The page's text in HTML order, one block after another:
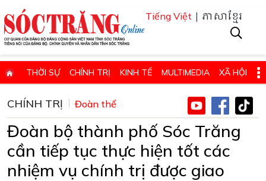
Tiếng Việt | ភាសាខ្មែរ
THỜI SỰ CHÍNH TRỊ KINH TẾ MULTIMEDIA XÃ HỘI
GIÁO DỤC - KHOA HỌC & CÔNG NGHỆ
QUỐC PHÒNG - AN NINH QUỐC TẾ SỨC KHỎE VÀ ĐỜI SỐNG
VĂN HÓA - THỂ THAO - DU LỊCH CHUYÊN ĐỀ
ĐIỂM BÁO - TIN VẮN ĐỊA PHƯƠNG THÔNG TIN CẦN BIẾT
CHÍNH TRỊ Đoàn thể
Đoàn bộ thành phố Sóc Trăng
cần tiếp tục thực hiện tốt các
nhiệm vụ chính trị được giao